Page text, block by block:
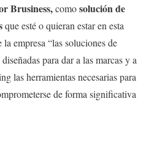
Brusiness,comosolución de
que esté o quieran estar en esta
empresa “las soluciones de
para dar a las marcas y a
las herramientas necesarias para
de forma significativa